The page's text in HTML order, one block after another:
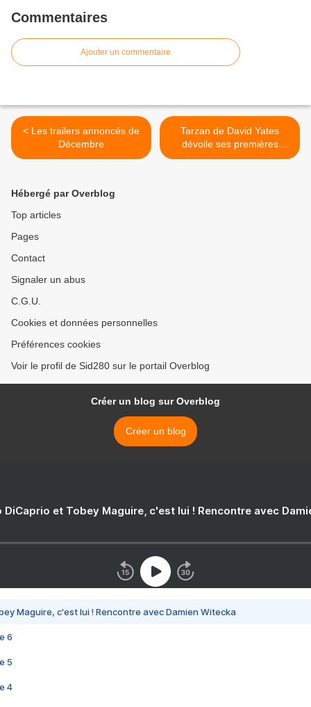
Commentaires
Ajouter un commentaire
< Les trailers annoncés de
Décembre
Tarzan de David Yates
dévoile ses premières
photos (MAJ avec la 1ère
Hébergé par Overblog
Top articles
Pages
Contact
Signaler un abus
C.G.U.
Cookies et données personnelles
Préférences cookies
Voir le profil de Sid280 sur le portail Overblog
Créer un blog sur Overblog
Créer un blog
DiCaprio et Tobey Maguire, c'est lui ! Rencontre avec
Maguire, c'est lui ! Rencontre avec Damien Witecka
6
5
4